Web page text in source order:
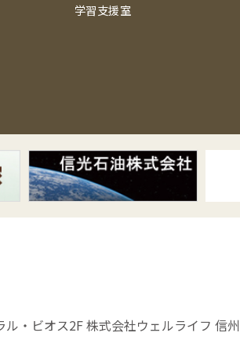
学習支援室
ル・ビオス2F株式会社ウェルライフ 信州